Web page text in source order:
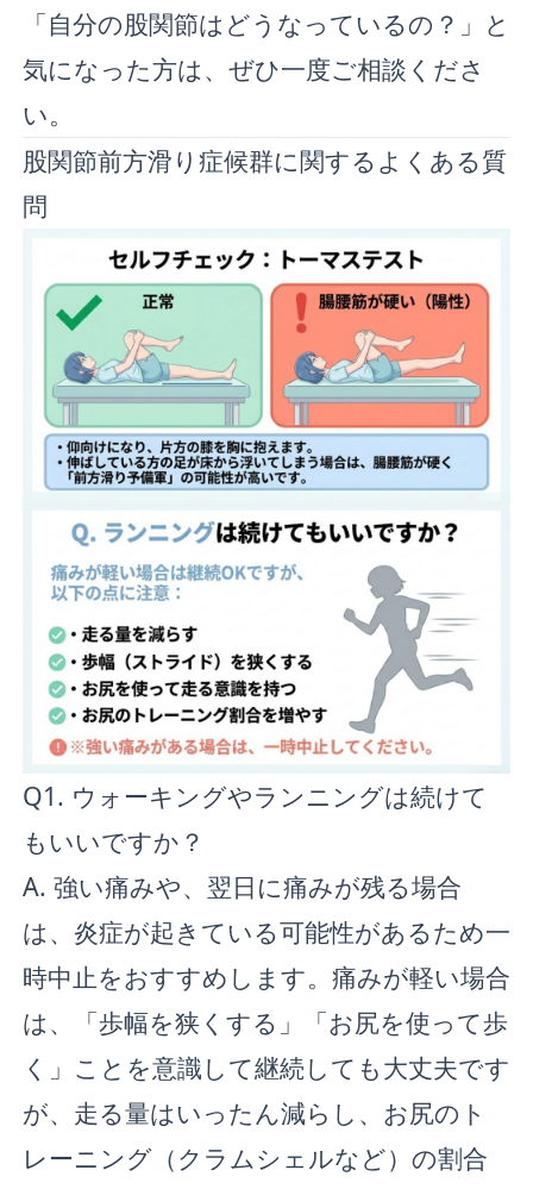
「自分の股関節はどうなっているの？」と
気になった方は、ぜひ一度ご相談くださ
い。
股関節前方滑り症候群に関するよくある質
問
Q1. ウォーキングやランニングは続けて
もいいですか？
A. 強い痛みや、翌日に痛みが残る場合
は、炎症が起きている可能性があるため一
時中止をおすすめします。痛みが軽い場合
は、「歩幅を狭くする」「お尻を使って歩
く」ことを意識して継続しても大丈夫です
が、走る量はいったん減らし、お尻のト
レーニング（クラムシェルなど）の割合